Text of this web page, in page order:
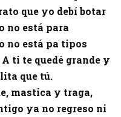
que yo debí botar
no está para
no está pa tipos
ti te quedé grande y
que tú.
mastica y traga,
ya no regreso ni